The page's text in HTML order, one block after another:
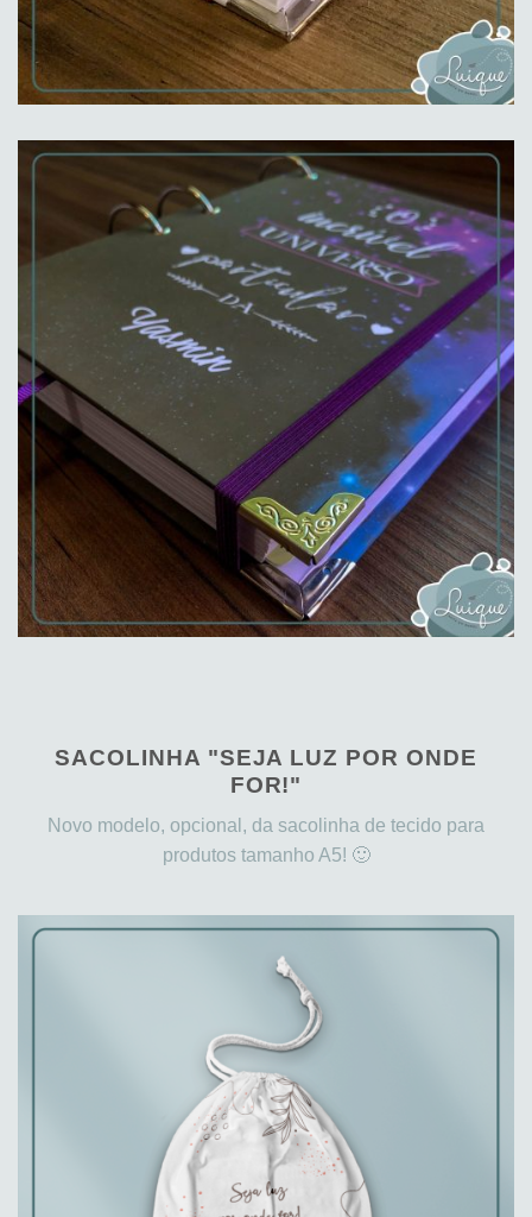
SACOLINHA "SEJA LUZ POR ONDE
FOR!"
Novo modelo, opcional, da sacolinha de tecido para
produtos tamanho A5! 🙂